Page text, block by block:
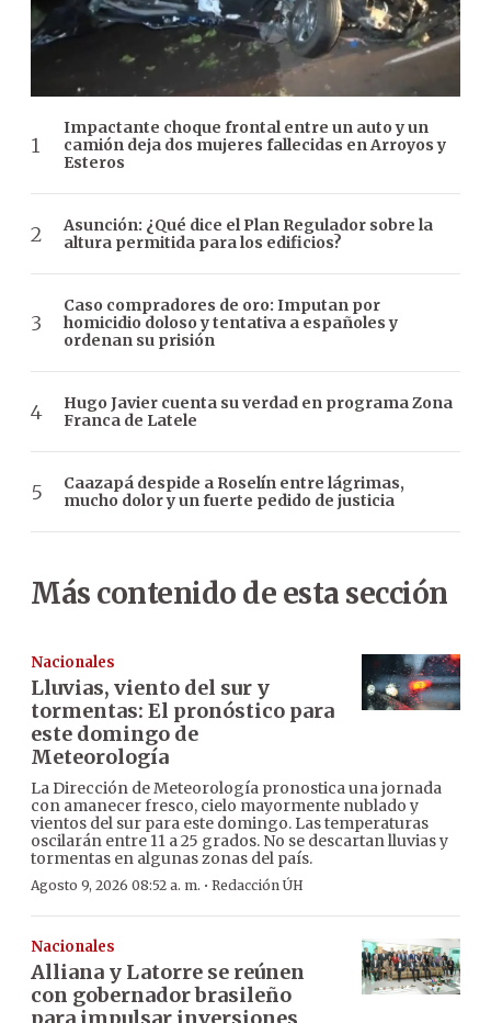
Impactante choque frontal entre un auto y un
camión deja dos mujeres fallecidas en Arroyos y
Esteros
Asunción: ¿Qué dice el Plan Regulador sobre la
altura permitida para los edificios?
Caso compradores de oro: Imputan por
homicidio doloso y tentativa a españoles y
ordenan su prisión
Hugo Javier cuenta su verdad en programa Zona
Franca de Latele
Caazapá despide a Roselín entre lágrimas,
mucho dolor y un fuerte pedido de justicia
Más contenido de esta sección
Nacionales
Lluvias, viento del sur y
tormentas: El pronóstico para
este domingo de
Meteorología
La Dirección de Meteorología pronostica una jornada
con amanecer fresco, cielo mayormente nublado y
vientos del sur para este domingo. Las temperaturas
oscilarán entre 11 a 25 grados. No se descartan lluvias y
tormentas en algunas zonas del país.
Agosto 9, 2026 08:52 a. m. · Redacción ÚH
Nacionales
Alliana y Latorre se reúnen
con gobernador brasileño